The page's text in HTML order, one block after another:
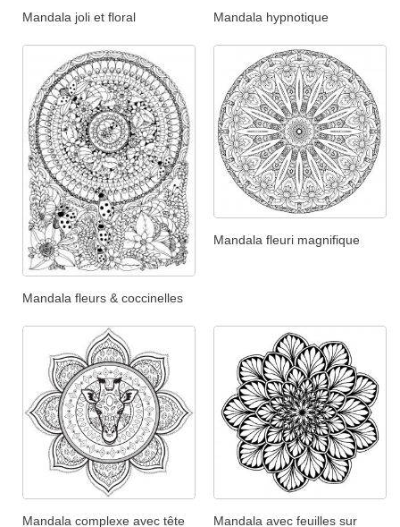
Mandala joli et floral Mandala hypnotique
Mandala fleurs & coccinelles
Mandala fleuri magnifique
Mandala complexe avec tête Mandala avec feuilles sur